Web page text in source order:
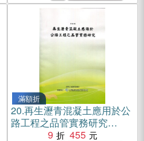
滿額折
20.再生瀝青混凝土應用於公
路工程之品管實務研究
9 455